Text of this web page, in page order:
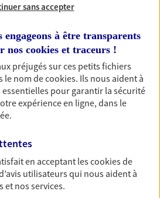
grâce à votre épargne : achat
enfants ou voyage autour
à votre rythme et
profil.
ce nouveau chapitre de
d'un expert. Découvrez
Epargne Retraite)
sans accepter
engageons à être transparents
nos cookies et traceurs !
préjugés sur ces petits fichiers
le nom decookies. Ils nous aident à
pour garantir la sécurité
expérience en ligne, dans le
en acceptant lescookiesde
utilisateurs qui nous aident à
et nos services.